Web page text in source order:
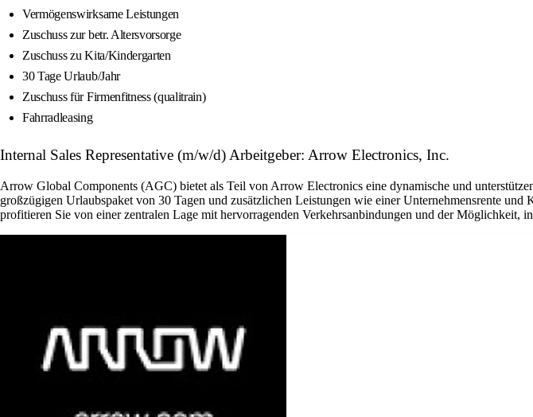
Vermögenswirksame Leistungen
Zuschuss zur betr. Altersvorsorge
Zuschuss zu Kita/Kindergarten
30 Tage Urlaub/Jahr
Zuschuss für Firmenfitness (qualitrain)
Fahrradleasing
Internal Sales Representative (m/w/d) Arbeitgeber: Arrow Electronics, Inc.
Arrow Global Components (AGC) bietet als Teil von Arrow Electronics eine dynamische und
großzügigen Urlaubspaket von 30 Tagen und zusätzlichen Leistungen wie einer Unternehmensrente
profitieren Sie von einer zentralen Lage mit hervorragenden Verkehrsanbindungen und der Möglichkeit,